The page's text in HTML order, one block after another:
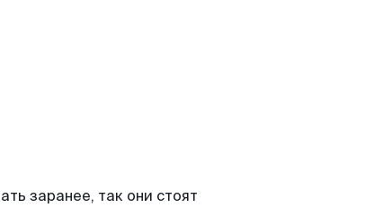
заранее, так они стоят